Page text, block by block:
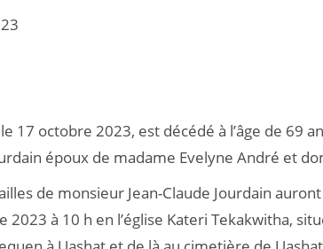
17 octobre 2023, est décédé à l’âge de 69
époux de madame Evelyne André et
de monsieur Jean-Claude Jourdain
2023 à 10 h en l’église Kateri Tekakwitha,